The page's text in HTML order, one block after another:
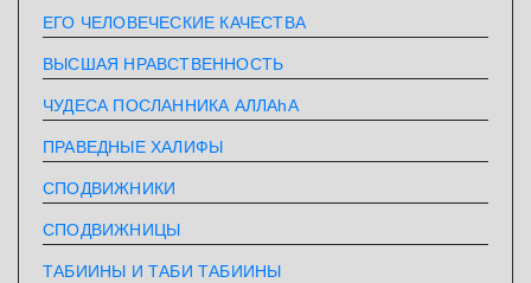
ЕГО ЧЕЛОВЕЧЕСКИЕ КАЧЕСТВА
ВЫСШАЯ НРАВСТВЕННОСТЬ
ЧУДЕСА ПОСЛАННИКА АЛЛАhА
ПРАВЕДНЫЕ ХАЛИФЫ
СПОДВИЖНИКИ
СПОДВИЖНИЦЫ
ТАБИИНЫ И ТАБИ ТАБИИНЫ